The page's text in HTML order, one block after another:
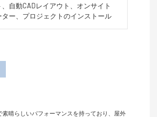
、自動CADレイアウト、オンサイト
ター、プロジェクトのインストール
晴らしいパフォーマンスを持っており、屋外